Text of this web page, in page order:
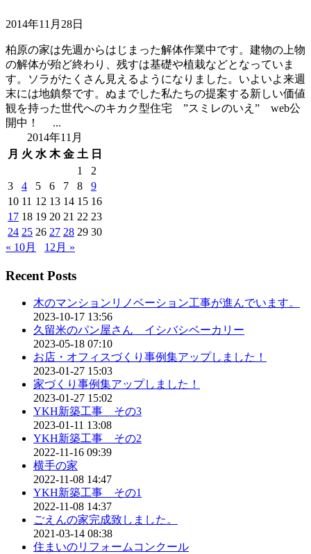
2014年11月28日
柏原の家は先週からはじまった解体作業中です。建物の上物
の解体が殆ど終わり、残すは基礎や植栽などとなっていま
す。ソラがたくさん見えるようになりました。いよいよ来週
末には地鎮祭です。ぬまでした私たちの提案する新しい価値
観を持った世代へのキカク型住宅 ”スミレのいえ” web公
開中！ ...
2014年11月
月 火 水 木 金 土 日
1
2
3
4 5 6 7 8
9
10 11 12 13 14 15 16
17 18 19 20 21 22 23
24 25 26 27 28 29 30
« 10月
12月 »
Recent Posts
木のマンションリノベーション工事が進んでいます。
2023-10-17 13:56
久留米のパン屋さん イシバシベーカリー
2023-05-18 07:10
お店・オフィスづくり事例集アップしました！
2023-01-27 15:03
家づくり事例集アップしました！
2023-01-27 15:02
YKH新築工事 その3
2023-01-11 13:08
YKH新築工事 その2
2022-11-16 09:39
横手の家
2022-11-08 14:47
YKH新築工事 その1
2022-11-08 14:37
ごえんの家完成致しました。
2021-03-14 08:38
住まいのリフォームコンクール